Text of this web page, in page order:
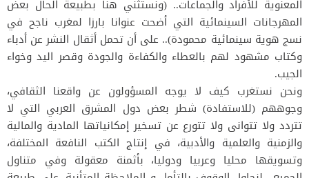
المعنوية للأفراد والجماعات.. (ونستثني هنا بطبيعة الحال بعض
المهرجانات السينمائية التي أضحت عنوانا بارزا لمغرب ناجح في
نسج هوية سينمائية محمودة).. على أن تحمل أثقال النشر عن أدباء
وكتاب مشهود لهم بالعطاء والكفاءة والجودة وقصر اليد وخواء
الجيب.
ونحن نستغرب كيف لا يوجه المسؤولون عن واقعنا الثقافي،
وجوههم (للاستفادة) شطر بعض دول المشرق العربي التي لا
تتردد ولا تتوانى ولا تتورع عن تسخير إمكانياتها المادية والمالية
والزمنية والعلمية والأدبية، في إنتاج الكتب النافعة المختلفة،
وتسويقها محليا وعربيا ودوليا، بأثمنة معقولة وفي متناول